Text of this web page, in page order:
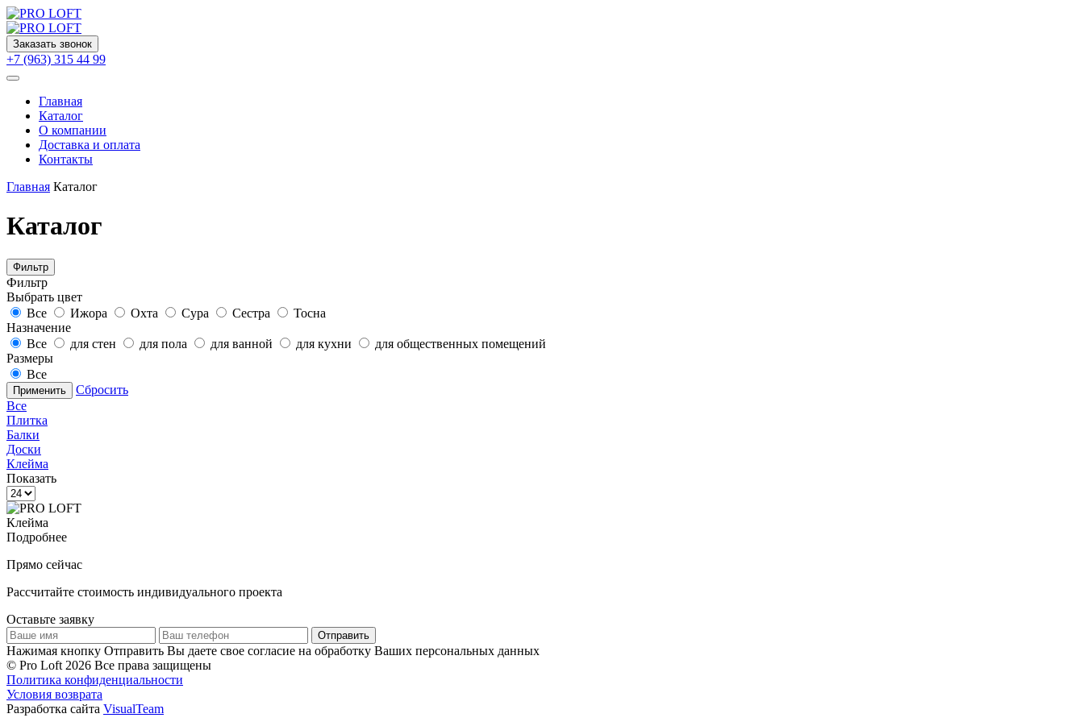
Заказать звонок
+7 (963) 315 44 99
Главная
Каталог
О компании
Доставка и оплата
Контакты
Главная Каталог
Каталог
Фильтр
Фильтр
Выбрать цвет
Все
Ижора Охта Сура Сестра
Тосна
Назначение
Все
для стен для пола для ванной для кухни
для общественных помещений
Размеры
Все
Применить
Сбросить
Все
Плитка
Балки
Доски
Клейма
Показать
Клейма
Подробнее
Прямо сейчас
Рассчитайте стоимость индивидуального проекта
Оставьте заявку
Отправить
Нажимая кнопку Отправить Вы даете свое согласие на обработку Ваших персональных данных
© Pro Loft 2026 Все права защищены
Политика конфиденциальности
Условия возврата
Разработка сайта VisualTeam